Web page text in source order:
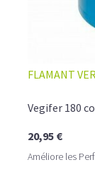
FLAMANT
Vegifer 180
20,95 €
Améliore les